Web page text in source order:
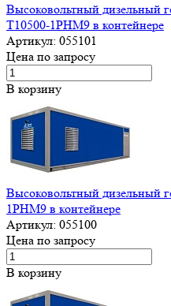
Высоковольтный дизельный
Т10500-1РНМ9 в контейнере
Артикул: 055101
Цена по запросу
В корзину
Высоковольтный дизельный
1РНМ9 в контейнере
Артикул: 055100
Цена по запросу
В корзину